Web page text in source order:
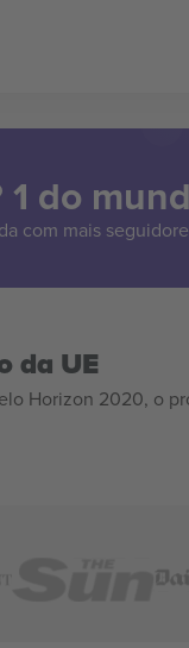
do
com mais
da UE
Horizon 2020, o